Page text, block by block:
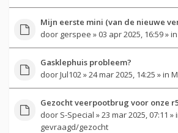
Mijn eerste mini (van de nieuwe
door gerspee » 03 apr 2025, 16:59 » in
Gasklephuis probleem?
doorJul102 » 24 mar 2025, 14:25 » in
Gezocht veerpootbrug voor onze
door S-Special » 23 mar 2025, 07:11 »
gevraagd/gezocht